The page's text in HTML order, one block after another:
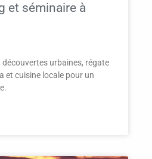
et séminaire à
découvertes urbaines, régate
et cuisine locale pour un